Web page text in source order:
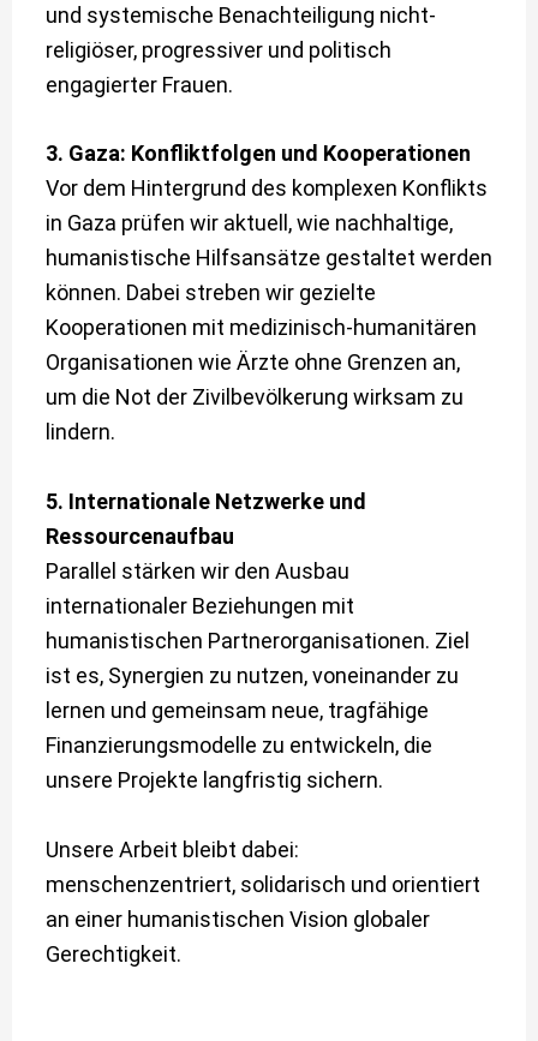
und systemische Benachteiligung nicht-
religiöser, progressiver und politisch
engagierter Frauen.
3. Gaza: Konfliktfolgen und Kooperationen
Vor dem Hintergrund des komplexen Konflikts
in Gaza prüfen wir aktuell, wie nachhaltige,
humanistische Hilfsansätze gestaltet werden
können. Dabei streben wir gezielte
Kooperationen mit medizinisch-humanitären
Organisationen wie Ärzte ohne Grenzen an,
um die Not der Zivilbevölkerung wirksam zu
lindern.
5. Internationale Netzwerke und
Ressourcenaufbau
Parallel stärken wir den Ausbau
internationaler Beziehungen mit
humanistischen Partnerorganisationen. Ziel
ist es, Synergien zu nutzen, voneinander zu
lernen und gemeinsam neue, tragfähige
Finanzierungsmodelle zu entwickeln, die
unsere Projekte langfristig sichern.
Unsere Arbeit bleibt dabei:
menschenzentriert, solidarisch und orientiert
an einer humanistischen Vision globaler
Gerechtigkeit.